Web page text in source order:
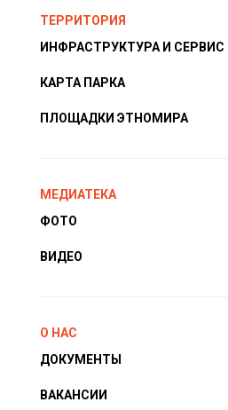
ТЕРРИТОРИЯ
ИНФРАСТРУКТУРА И СЕРВИС
КАРТА ПАРКА
ПЛОЩАДКИ ЭТНОМИРА
МЕДИАТЕКА
ФОТО
ВИДЕО
О НАС
ДОКУМЕНТЫ
ВАКАНСИИ